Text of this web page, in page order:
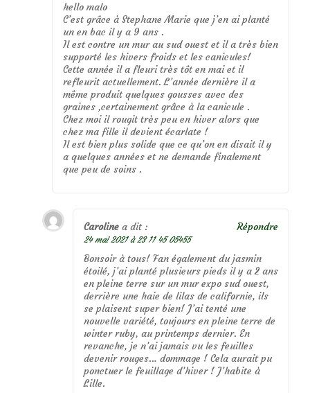
hello malo
C’est grâce à Stephane Marie que j’en ai planté
un en bac il y a 9 ans .
Il est contre un mur au sud ouest et il a très bien
supporté les hivers froids et les canicules!
Cette année il a fleuri très tôt en mai et il
refleurit actuellement. L’année dernière il a
même produit quelques gousses avec des
graines ,certainement grâce à la canicule .
Chez moi il rougit très peu en hiver alors que
chez ma fille il devient écarlate !
Il est bien plus solide que ce qu’on en disait il y
a quelques années et ne demande finalement
que peu de soins .
Caroline a dit :
24 mai 2021 à 23 11 45 05455
Bonsoir à tous! Fan également du jasmin
étoilé, j’ai planté plusieurs pieds il y a 2 ans
en pleine terre sur un mur expo sud ouest,
derrière une haie de lilas de californie, ils
se plaisent super bien! J’ai tenté une
nouvelle variété, toujours en pleine terre de
winter ruby, au printemps dernier. En
revanche, je n’ai jamais vu les feuilles
devenir rouges… dommage ! Cela aurait pu
ponctuer le feuillage d’hiver ! J’habite à
Lille.
Répondre